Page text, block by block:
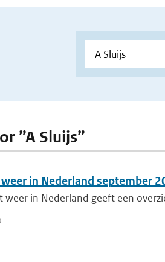
”A Sluijs”
in Nederland september
in Nederland geeft een